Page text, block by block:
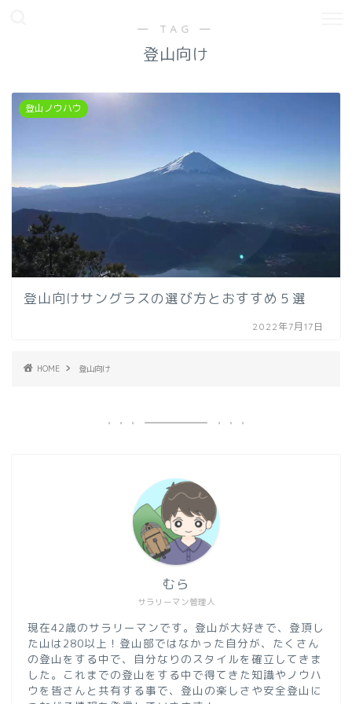
― TAG ―
登山向け
登山ノウハウ
登山向けサングラスの選び方とおすすめ５選
2022年7月17日
HOME 登山向け
サラリーマン管理人
むら
現在42歳のサラリーマンです。登山が大好きで、登頂し
た山は280以上！登山部ではなかった自分が、たくさん
の登山をする中で、自分なりのスタイルを確立してきま
した。これまでの登山をする中で得てきた知識やノウハ
ウを皆さんと共有する事で、登山の楽しさや安全登山に